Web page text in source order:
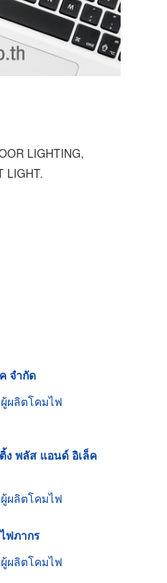
LIGHTING,
LIGHT.
จำกัด
ผลิตโคมไฟ
ง พลัส แอนด์ อิเล็ค
ผลิตโคมไฟ
ฟภากร
ผลิตโคมไฟ